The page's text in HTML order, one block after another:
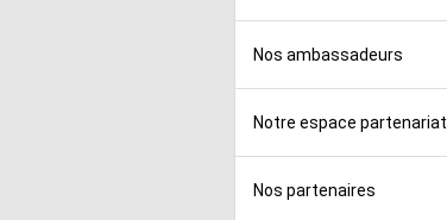
Nos ambassadeurs
Notre espace partenariat
Nos partenaires